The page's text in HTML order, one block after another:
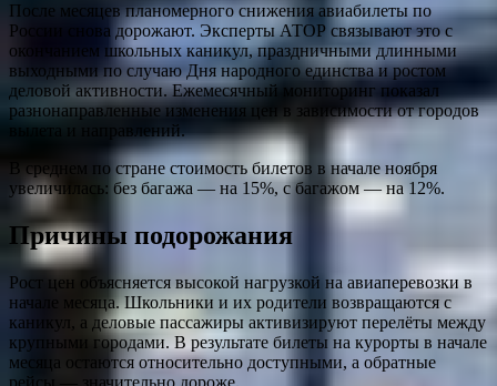
После месяцев планомерного снижения авиабилеты по
России снова дорожают. Эксперты АТОР связывают это с
окончанием школьных каникул, праздничными длинными
выходными по случаю Дня народного единства и ростом
деловой активности. Ежемесячный мониторинг показал
разнонаправленные изменения цен в зависимости от городов
вылета и направлений.
В среднем по стране стоимость билетов в начале ноября
увеличилась: без багажа — на 15%, с багажом — на 12%.
Причины подорожания
Рост цен объясняется высокой нагрузкой на авиаперевозки в
начале месяца. Школьники и их родители возвращаются с
каникул, а деловые пассажиры активизируют перелёты между
крупными городами. В результате билеты на курорты в начале
месяца остаются относительно доступными, а обратные
рейсы — значительно дороже.